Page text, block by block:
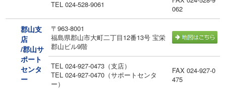
TEL 024-528-9061
062
郡山支
店
/郡山サ
ポート
センタ
ー
〒963-8001
福島県郡山市大町二丁目12番13号 宝栄
郡山ビル9階
TEL 024-927-0473（支店）
TEL 024-927-0470（サポートセンタ
ー）
FAX 024-927-0
475